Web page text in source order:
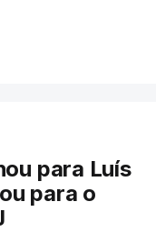
para Luís
para o